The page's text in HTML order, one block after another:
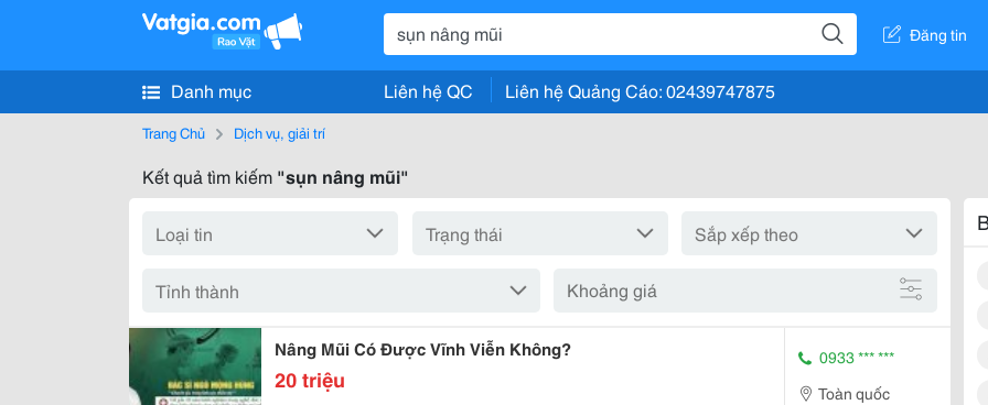
Đăng tin
Danh mục Liên hệ QC Liên hệ Quảng Cáo: 02439747875
Trang Chủ Dịch vụ, giải trí
Kết quả tìm kiếm "sụn nâng mũi"
Khoảng giá
Nâng Mũi Có Được Vĩnh Viễn Không?
20 triệu
0933 *** ***
Toàn quốc